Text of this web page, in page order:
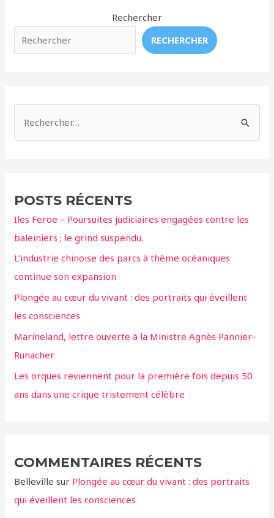
Rechercher
RECHERCHER
r
c
h
e
r
:
POSTS RÉCENTS
Iles Feroe – Poursuites judiciaires engagées contre les
baleiniers ; le grind suspendu.
L’industrie chinoise des parcs à thème océaniques
continue son expansion
Plongée au cœur du vivant : des portraits qui éveillent
les consciences
Marineland, lettre ouverte à la Ministre Agnès Pannier-
Runacher
Les orques reviennent pour la première fois depuis 50
ans dans une crique tristement célèbre
COMMENTAIRES RÉCENTS
Belleville sur Plongée au cœur du vivant : des portraits
qui éveillent les consciences